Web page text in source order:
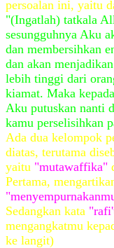
persoalan ini, yaitu
"(Ingatlah) tatkala
sesungguhnya Aku
dan membersihkan
dan akan
lebih tinggi dari
kiamat. Maka
Aku putuskan nanti
kamu perselisihkan
Ada dua kelompok
diatas, terutama
yaitu "mutawaffika"
Pertama,
Sedangkan kata
mengangkatmu
ke langit)